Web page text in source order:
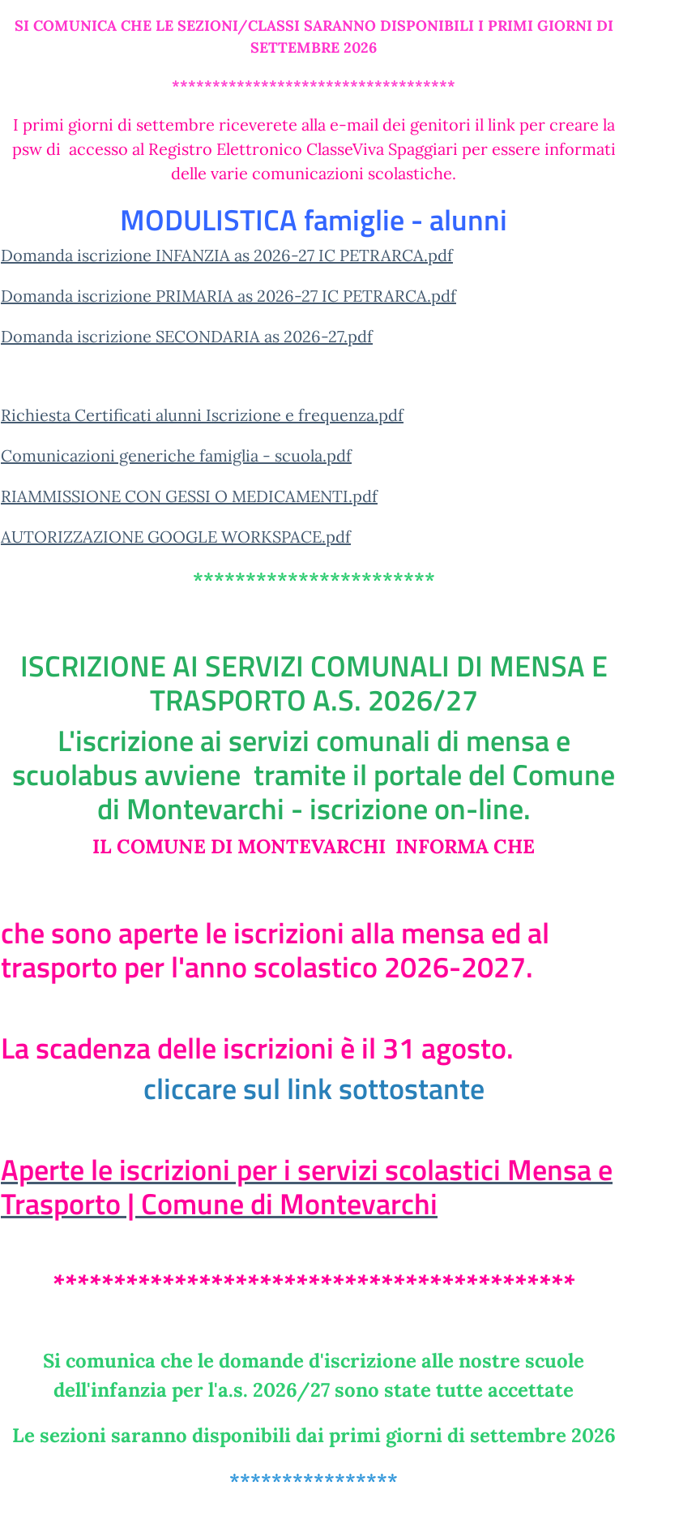
SI COMUNICA CHE LE SEZIONI/CLASSI SARANNO DISPONIBILI I PRIMI GIORNI DI
SETTEMBRE 2026
***********************************
I primi giorni di settembre riceverete alla e-mail dei genitori il link per creare la
psw di accesso al Registro Elettronico ClasseViva Spaggiari per essere informati
delle varie comunicazioni scolastiche.
MODULISTICA famiglie - alunni
Domanda iscrizione INFANZIA as 2026-27 IC PETRARCA.pdf
Domanda iscrizione PRIMARIA as 2026-27 IC PETRARCA.pdf
Domanda iscrizione SECONDARIA as 2026-27.pdf
Richiesta Certificati alunni Iscrizione e frequenza.pdf
Comunicazioni generiche famiglia - scuola.pdf
RIAMMISSIONE CON GESSI O MEDICAMENTI.pdf
AUTORIZZAZIONE GOOGLE WORKSPACE.pdf
***********************
ISCRIZIONE AI SERVIZI COMUNALI DI MENSA E
TRASPORTO A.S. 2026/27
L'iscrizione ai servizi comunali di mensa e
scuolabus avviene tramite il portale del Comune
di Montevarchi - iscrizione on-line.
IL COMUNE DI MONTEVARCHI INFORMA CHE
che sono aperte le iscrizioni alla mensa ed al
trasporto per l'anno scolastico 2026-2027.
La scadenza delle iscrizioni è il 31 agosto.
cliccare sul link sottostante
Aperte le iscrizioni per i servizi scolastici Mensa e
Trasporto | Comune di Montevarchi
*******************************************
Si comunica che le domande d'iscrizione alle nostre scuole
dell'infanzia per l'a.s. 2026/27 sono state tutte accettate
Le sezioni saranno disponibili dai primi giorni di settembre 2026
****************